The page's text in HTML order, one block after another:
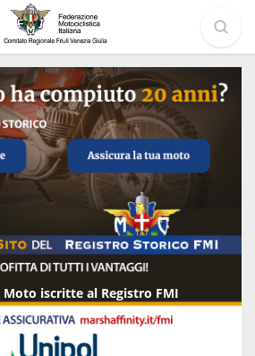
Moto iscritte al Registro FMI